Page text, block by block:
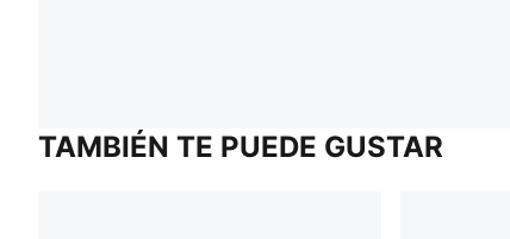
TAMBIÉN TE PUEDE GUSTAR